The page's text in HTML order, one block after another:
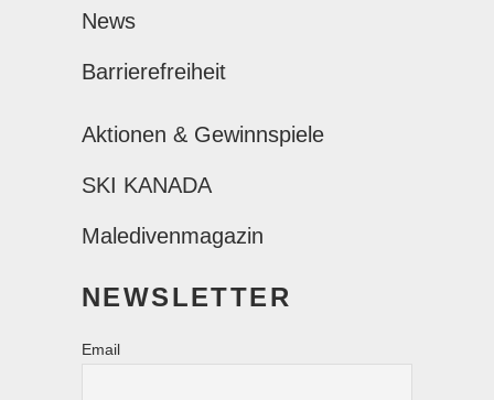
News
Barrierefreiheit
Aktionen & Gewinnspiele
SKI KANADA
Maledivenmagazin
NEWSLETTER
Email